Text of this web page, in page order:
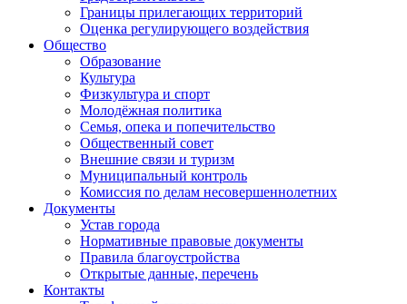
Границы прилегающих территорий
Оценка регулирующего воздействия
Общество
Образование
Культура
Физкультура и спорт
Молодёжная политика
Семья, опека и попечительство
Общественный совет
Внешние связи и туризм
Муниципальный контроль
Комиссия по делам несовершеннолетних
Документы
Устав города
Нормативные правовые документы
Правила благоустройства
Открытые данные, перечень
Контакты